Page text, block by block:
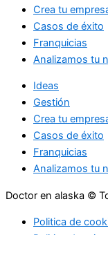
Crea tu
Casos de éxito
Franquicias
Analizamos tu
Ideas
Gestión
Crea tu
Casos de éxito
Franquicias
Analizamos tu
Doctor en alaska ©
Politica de
Politica de